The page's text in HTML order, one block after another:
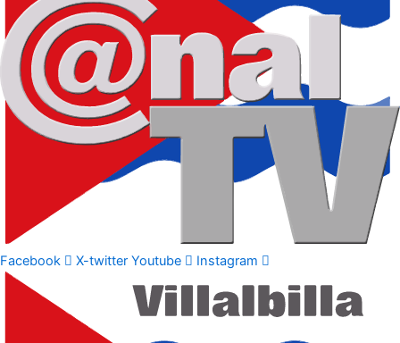
Facebook X-twitter Youtube Instagram